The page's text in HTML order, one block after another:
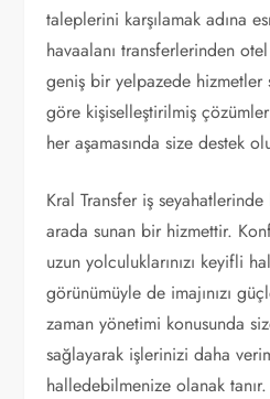
taleplerini karşılamak adına
havaalanı transferlerinden
geniş bir yelpazede hizmetler
göre kişiselleştirilmiş
her aşamasında size destek
Kral Transfer iş
arada sunan bir hizmettir.
uzun yolculuklarınızı keyifli
görünümüyle de imajınızı
zaman yönetimi konusunda
sağlayarak işlerinizi daha
halledebilmenize olanak